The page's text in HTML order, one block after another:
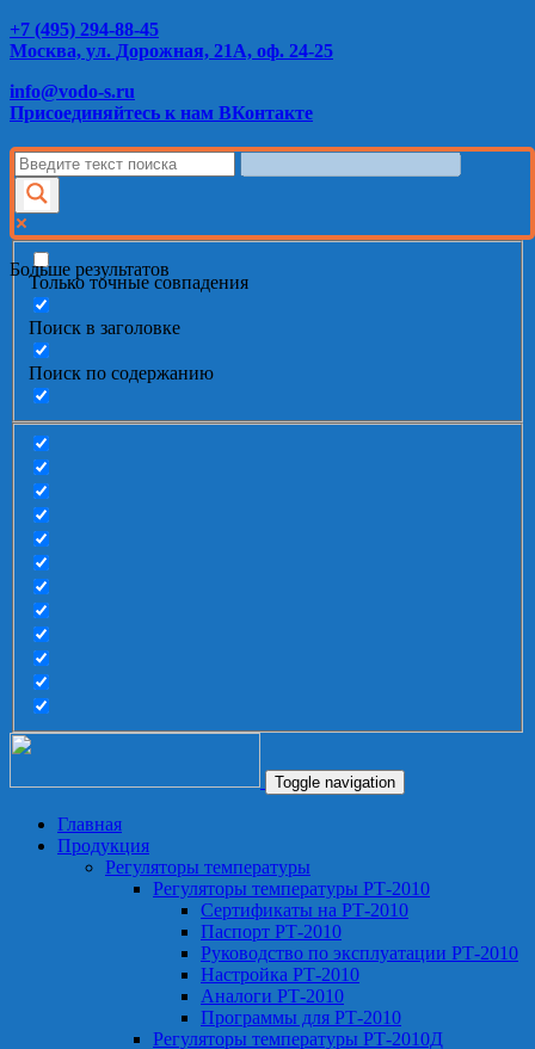
+7 (495) 294-88-45
Москва, ул. Дорожная, 21А, оф. 24-25
info@vodo-s.ru
Присоединяйтесь к нам ВКонтакте
Больше результатов
Только точные совпадения
Поиск в заголовке
Поиск по содержанию
Toggle navigation
Главная
Продукция
Регуляторы температуры
Регуляторы температуры РТ-2010
Сертификаты на РТ-2010
Паспорт РТ-2010
Руководство по эксплуатации РТ-2010
Настройка РТ-2010
Аналоги РТ-2010
Программы для РТ-2010
Регуляторы температуры РТ-2010Д